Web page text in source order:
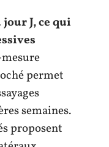
J, ce qui
permet
semaines.
proposent